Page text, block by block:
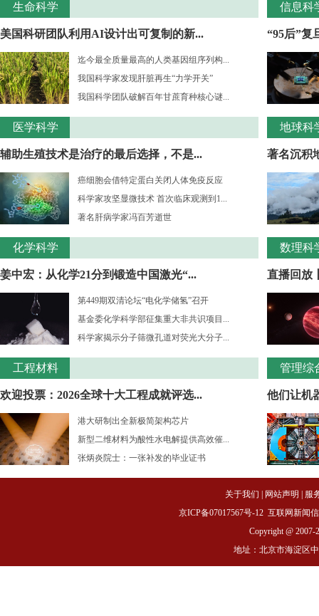
生命科学
美国科研团队利用AI设计出可复制的新...
迄今最全质量最高的人类基因组序列构...
我国科学家发现肝脏再生“力学开关”
我国科学团队破解百年甘蔗育种核心谜...
医学科学
辅助生殖技术是治疗的最后选择，不是...
癌细胞会借特定蛋白关闭人体免疫反应
科学家攻坚显微技术 首次临床观测到1...
著名肝病学家冯百芳逝世
化学科学
姜中宏：从化学21分到锻造中国激光“...
第449期双清论坛“电化学储氢”召开
基金委化学科学部征集重大非共识项目...
科学家揭示分子筛微孔道对荧光大分子...
工程材料
欢迎投票：2026全球十大工程成就评选...
港大研制出全新极简架构芯片
新型二维材料为酸性水电解提供高效催...
张炳炎院士：一张补发的毕业证书
信息科
“95后”复
地球科
著名沉积
数理科
直播回放
管理综
他们让机
关于我们 网站声明
服
京ICP备07017567号-12 互联网新闻
Copyright @ 2007-
地址：北京市海淀区